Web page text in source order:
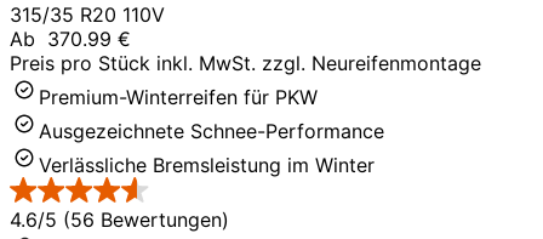
315/35 R20 110V
Ab 370.99 €
Preis pro Stück inkl. MwSt. zzgl. Neureifenmontage
Premium-Winterreifen für PKW
Ausgezeichnete Schnee-Performance
Verlässliche Bremsleistung im Winter
4.6/5 (56 Bewertungen)